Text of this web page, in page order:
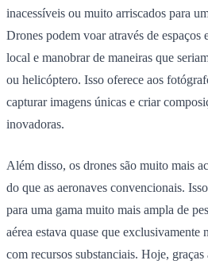
inacessíveis ou muito arriscados para
Drones podem voar através de espaços
local e manobrar de maneiras que
ou helicóptero. Isso oferece aos
capturar imagens únicas e criar
inovadoras.
Além disso, os drones são muito mais
do que as aeronaves convencionais.
para uma gama muito mais ampla de
aérea estava quase que exclusivamente
com recursos substanciais. Hoje,